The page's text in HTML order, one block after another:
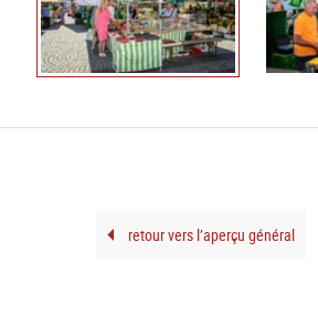
retour vers l’aperçu général